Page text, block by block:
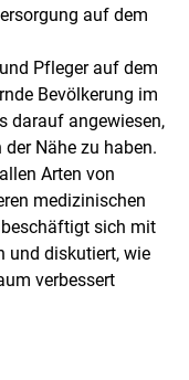
auf dem
Pfleger auf dem
Bevölkerung im
darauf angewiesen,
Nähe zu haben.
Arten von
medizinischen
sich mit
und diskutiert, wie
verbessert